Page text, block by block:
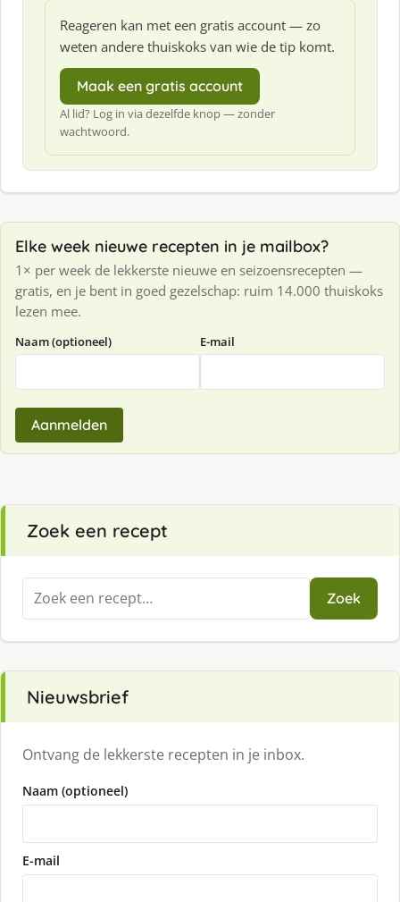
Reageren kan met een gratis account — zo
weten andere thuiskoks van wie de tip komt.
Maak een gratis account
Al lid? Log in via dezelfde knop — zonder
wachtwoord.
Elke week nieuwe recepten in je mailbox?
1× per week de lekkerste nieuwe en seizoensrecepten —
gratis, en je bent in goed gezelschap: ruim 14.000 thuiskoks
lezen mee.
Naam (optioneel) E-mail
Aanmelden
Zoek een recept
Zoeken
naar:
Zoek
Nieuwsbrief
Ontvang de lekkerste recepten in je inbox.
Naam (optioneel)
E-mail